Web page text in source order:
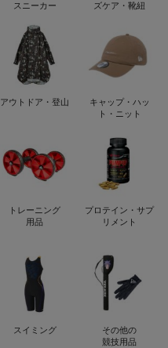
スニーカー
ズケア・靴紐
アウトドア・登山
キャップ・ハッ
ト・ニット
トレーニング
用品
プロテイン・サプ
リメント
スイミング
その他の
競技用品